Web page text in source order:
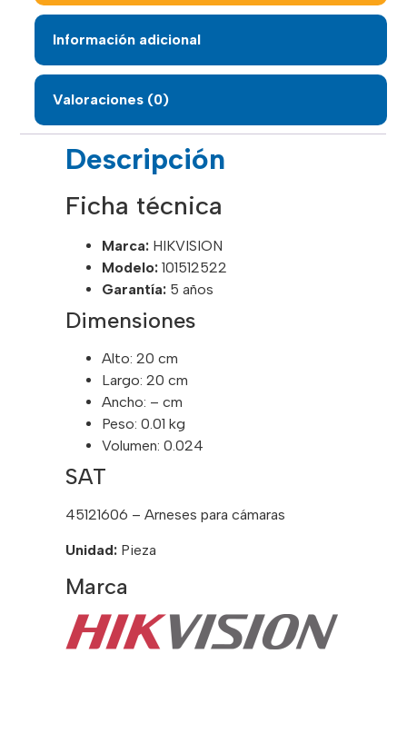
Información adicional
Valoraciones (0)
Descripción
Ficha técnica
Marca: HIKVISION
Modelo: 101512522
Garantía: 5 años
Dimensiones
Alto: 20 cm
Largo: 20 cm
Ancho: – cm
Peso: 0.01 kg
Volumen: 0.024
SAT
45121606 – Arneses para cámaras
Unidad: Pieza
Marca